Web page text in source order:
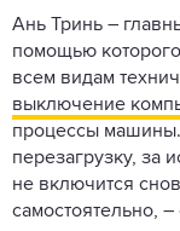
Ань Тринь –
помощью
всем видам
выключение
процессы
перезагрузку, за
не включится
самостоятельно,